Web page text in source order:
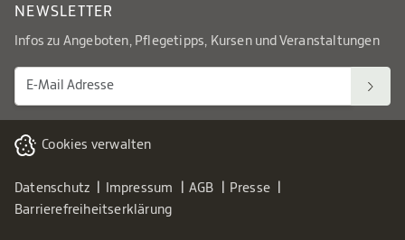
NEWSLETTER
Infos zu Angeboten, Pflegetipps, Kursen und Veranstaltungen
Cookies verwalten
Datenschutz Impressum AGB
Presse
Barrierefreiheitserklärung